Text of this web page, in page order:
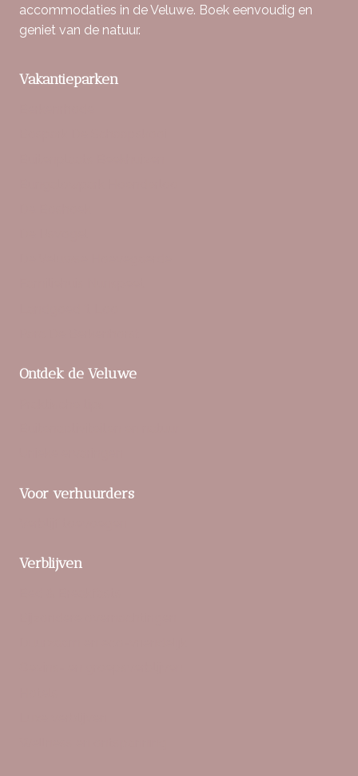
accommodaties in de Veluwe. Boek eenvoudig en
geniet van de natuur.
Vakantieparken
Ontdek de Veluwe
Voor verhuurders
Verblijven